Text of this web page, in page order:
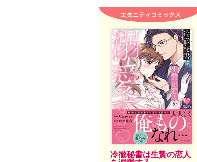
エタニティコミックス
冷徹秘書は生贄の恋人